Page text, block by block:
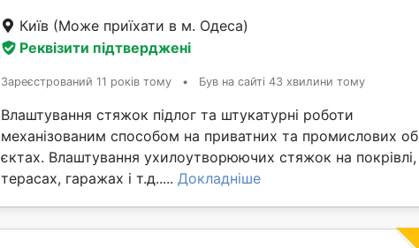
Київ (Може приїхати в м. Одеса)
Реквізити підтверджені
Зареєстрований 11 років тому • Був на сайті 43 хвилини тому
Влаштування стяжок підлог та штукатурні роботи
механізованим способом на приватних та промислових об
єктах. Влаштування ухилоутворюючих стяжок на покрівлі,
терасах, гаражах і т.д..... Докладніше